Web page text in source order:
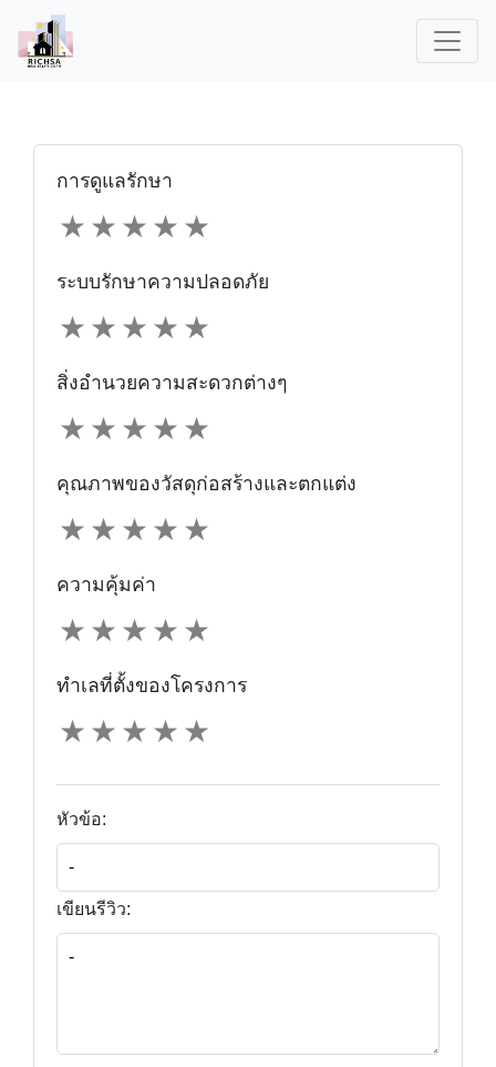
การดูแลรักษา
★
★
★
★
★
ระบบรักษาความปลอดภัย
★
★
★
★
★
สิ่งอำนวยความสะดวกต่างๆ
★
★
★
★
★
คุณภาพของวัสดุก่อสร้างและตกแต่ง
★
★
★
★
★
ความคุ้มค่า
★
★
★
★
★
ทำเลที่ตั้งของโครงการ
★
★
★
★
★
หัวข้อ:
เขียนรีวิว: